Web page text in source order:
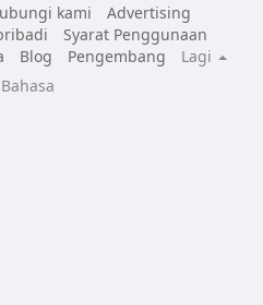
kami
Advertising
Syarat Penggunaan
Blog Pengembang
Lagi
Bahasa